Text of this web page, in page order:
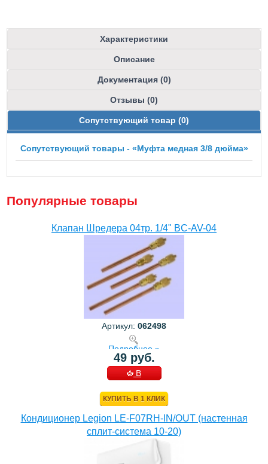
Характеристики
Описание
Документация (0)
Отзывы (0)
Сопутствующий товар (0)
Сопутствующий товары - «Муфта медная 3/8 дюйма»
Популярные товары
Клапан Шредера 04тр. 1/4" BC-AV-04
Артикул: 062498
Подробнее »
49 руб.
В
КУПИТЬ В 1 КЛИК
Кондиционер Legion LE-F07RH-IN/OUT (настенная
сплит-система 10-20)